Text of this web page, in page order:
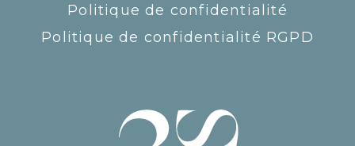
Politique de confidentialité
Politique de confidentialité RGPD